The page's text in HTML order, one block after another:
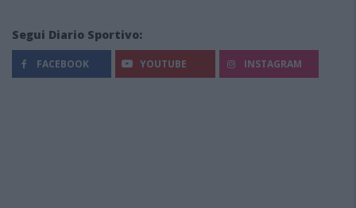
Segui Diario Sportivo:
FACEBOOK YOUTUBE INSTAGRAM